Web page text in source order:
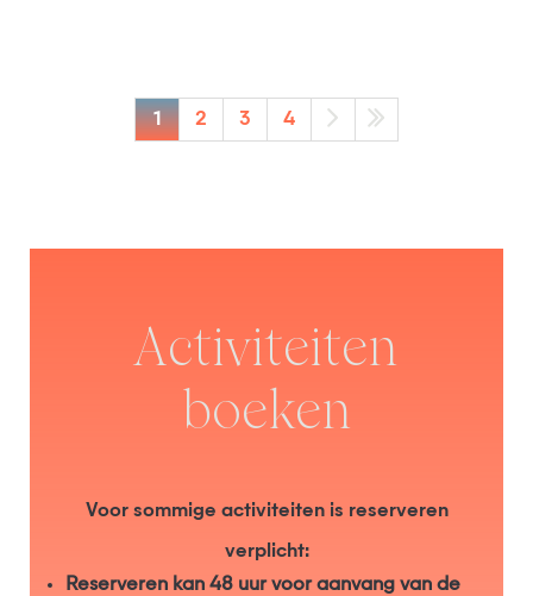
1 2 3 4
Activiteiten
boeken
Voor sommige activiteiten is reserveren
verplicht:
Reserveren kan 48 uur voor aanvang van de